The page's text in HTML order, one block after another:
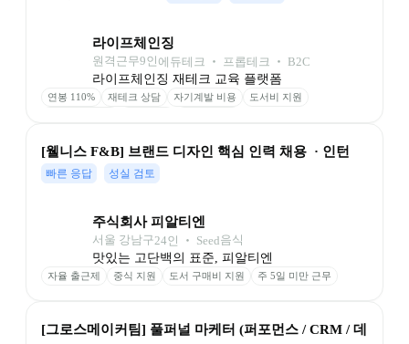
라이프체인징
원격근무9인 에듀테크 ‧ 프롭테크 ‧ B2C
라이프체인징 재테크 교육 플랫폼
연봉 110% 재테크 상담 자기계발 비용
도서비 지원
[웰니스 F&B] 브랜드 디자인 핵심 인력 채용  · 인턴
빠른 응답 성실 검토
주식회사 피알티엔
서울 강남구24인 ‧ Seed음식
맛있는 고단백의 표준, 피알티엔
자율 출근제 중식 지원 도서 구매비 지원 주 5일 미만 근무
[그로스메이커팀] 풀퍼널 마케터 (퍼포먼스 / CRM / 데